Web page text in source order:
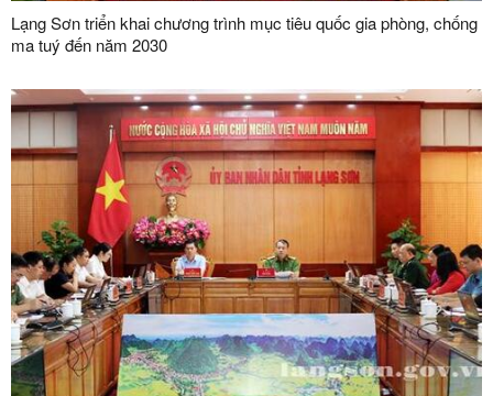
Lạng Sơn triển khai chương trình mục tiêu quốc gia phòng, chống
ma tuý đến năm 2030